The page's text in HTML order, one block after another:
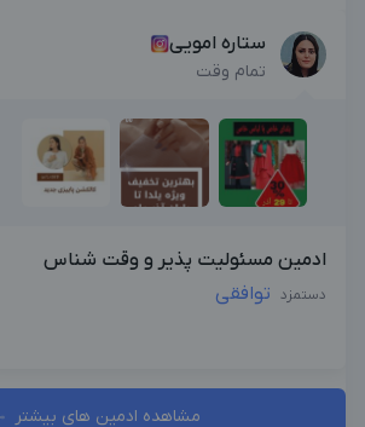
ستاره امویی
تمام وقت
ادمین مسئولیت پذیر و وقت شناس
دستمزد توافقی
مشاهده ادمین های بیشتر